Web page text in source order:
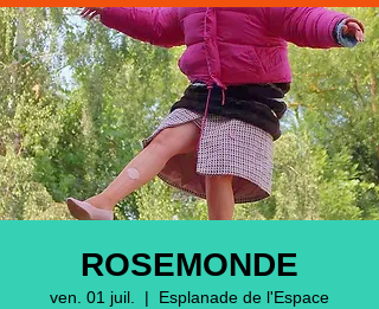
ROSEMONDE
ven. 01 juil.
  |
Esplanade de l'Espace